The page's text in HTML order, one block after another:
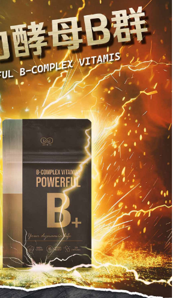
，「大哥付你分期」於每月結算日後寄送繳費提
，可選擇「超商條碼／台灣大直營門市／銀行轉
」等通路繳費。
大股份有限公司」（以下簡稱本公司）所提供，讓
服務購買商品或服務，並由商店將買賣／分期付款
後，依約使用本公司帳單繳交帳款。
付你分期」之契約關係目的，商店將以您的個人
地址）提供予台灣大哥大進項蒐集、處理及利用，
期帳單所需資料之確認、核對及更正。
閱以下連結：
https://oppay.tw/userRule
流程】
先享後付」後，將跳轉至「AFTEE先享後付」
並確認金額後，即可完成結帳。
將收到繳費通知簡訊。
14天內，點擊此簡訊中的連結，可透過四大超商／
方式進行付款，方視為交易完成。
當下不需立刻繳費，但若您需要取消訂單，請聯絡
家同意取消之訂單仍視為有效，需透過AFTEE先享
先享後付 」之結帳頁面顯示為準，若有關於
取消欲退款等相關疑問，請聯繫「AFTEE先享後付
support/home
有限公司提供之「AFTEE先享後付」服務完成之交
圍內提供個人資料，並將交易相關給付款項請求債
公司。
宜，請瀏覽以下網址：
先徵得法定代理人或監護人之同意方可使用
未經同意申辦者引起之損失，本公司不負相關責
付」時，將依據個別帳號之用戶狀況，依本公司即
；若仍有額度不足之情形，本公司將視審查結果
或使用他人資訊註冊。若發現惡意使用之情形，
有權停止該用戶之使用額度並採取法律行動。
含以上)免運費
含以上)免運費
含以上)免運費
含以上)免運費